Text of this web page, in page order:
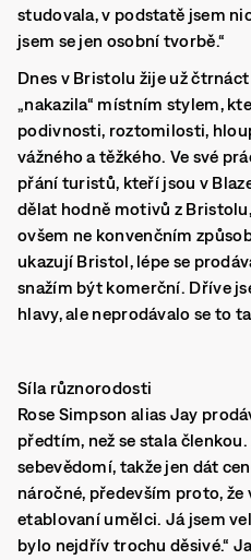
studovala, v podstatě jsem
jsem se jen osobní tvorbě.“
Dnes v Bristolu žije už čtrnáct
„nakazila“ místním stylem,
podivnosti, roztomilosti,
vážného a těžkého. Ve své
přání turistů, kteří jsou v
dělat hodně motivů z
ovšem ne konvenčním
ukazují Bristol, lépe se
snažím být komerční. Dříve
hlavy, ale neprodávalo se to
Síla různorodosti
Rose Simpson alias Jay
předtím, než se stala
sebevědomí, takže jen dát
náročné, především proto,
etablovaní umělci. Já jsem
bylo nejdřív trochu děsivé.“